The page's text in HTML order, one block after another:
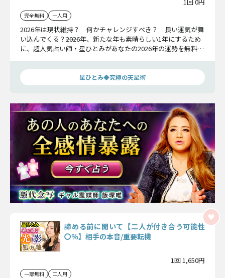
完全無料 一人用
2026年は現状維持？ 何かチャレンジすべき？ 良い運気が舞
い込んでくる？――2026年、新たな年も素晴らしい1年にするため
に、超人気占い師・星ひとみがあなたの2026年の運勢を無料で
星ひとみ◆究極の天星術
諦める前に聞いて【二人が付き合う可能性
〇％】相手の本音/重要転機
1回 1,650円
一部無料 二人用